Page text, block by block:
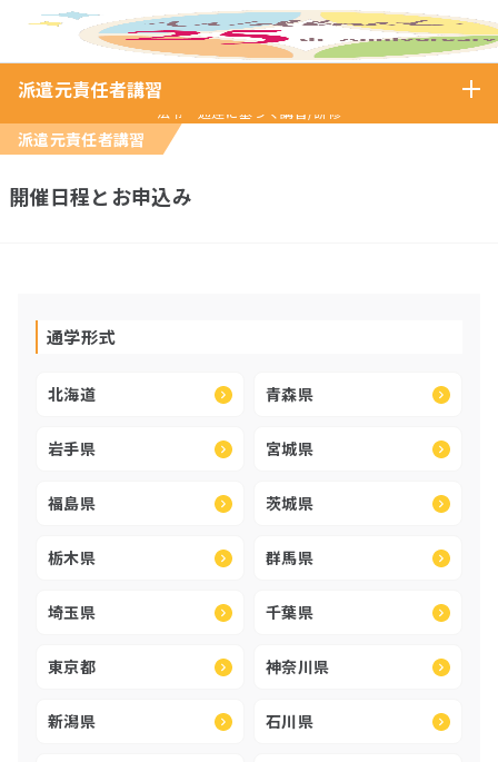
ホーム 派遣元責任者講習
派遣元責任者講習
法令・通達に基づく講習/研修
派遣元責任者講習
開催日程とお申込み
通学形式
北海道 青森県
岩手県 宮城県
福島県 茨城県
栃木県 群馬県
埼玉県 千葉県
東京都 神奈川県
新潟県 石川県